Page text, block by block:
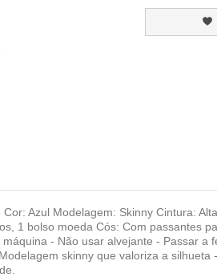
Azul Modelagem: Skinny Cintura:
1 bolso moeda Cós: Com passantes
- Não usar alvejante - Passar a
skinny que valoriza a silhueta